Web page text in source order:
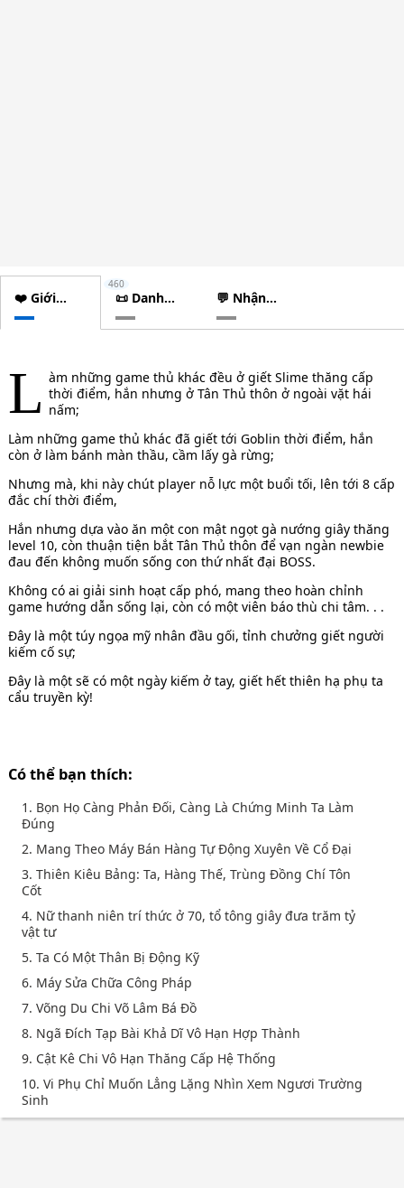
❤️ Giới
thiệu
📜 Danh
sách
chương
460
💬 Nhận
xét
L àm những game thủ khác đều ở giết Slime thăng cấp
thời điểm, hắn nhưng ở Tân Thủ thôn ở ngoài vặt hái
nấm;
Làm những game thủ khác đã giết tới Goblin thời điểm, hắn
còn ở làm bánh màn thầu, cầm lấy gà rừng;
Nhưng mà, khi này chút player nỗ lực một buổi tối, lên tới 8 cấp
đắc chí thời điểm,
Hắn nhưng dựa vào ăn một con mật ngọt gà nướng giây thăng
level 10, còn thuận tiện bắt Tân Thủ thôn để vạn ngàn newbie
đau đến không muốn sống con thứ nhất đại BOSS.
Không có ai giải sinh hoạt cấp phó, mang theo hoàn chỉnh
game hướng dẫn sống lại, còn có một viên báo thù chi tâm. . .
Đây là một túy ngọa mỹ nhân đầu gối, tỉnh chưởng giết người
kiếm cố sự;
Đây là một sẽ có một ngày kiếm ở tay, giết hết thiên hạ phụ ta
cẩu truyền kỳ!
Có thể bạn thích:
1. Bọn Họ Càng Phản Đối, Càng Là Chứng Minh Ta Làm
Đúng
2. Mang Theo Máy Bán Hàng Tự Động Xuyên Về Cổ Đại
3. Thiên Kiêu Bảng: Ta, Hàng Thế, Trùng Đồng Chí Tôn
Cốt
4. Nữ thanh niên trí thức ở 70, tổ tông giây đưa trăm tỷ
vật tư
5. Ta Có Một Thân Bị Động Kỹ
6. Máy Sửa Chữa Công Pháp
7. Võng Du Chi Võ Lâm Bá Đồ
8. Ngã Đích Tạp Bài Khả Dĩ Vô Hạn Hợp Thành
9. Cật Kê Chi Vô Hạn Thăng Cấp Hệ Thống
10. Vi Phụ Chỉ Muốn Lẳng Lặng Nhìn Xem Ngươi Trường
Sinh